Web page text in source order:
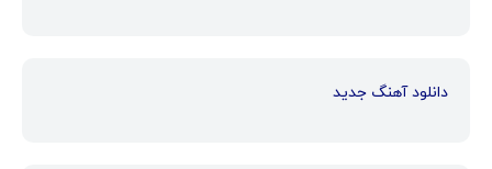
دانلود آهنگ جدید